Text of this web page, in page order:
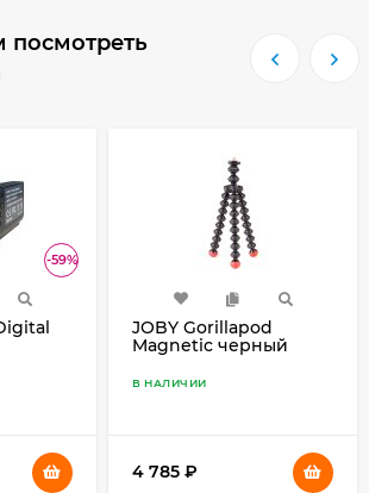
посмотреть
-59%
JOBY Gorillapod
Magnetic черный
В НАЛИЧИИ
4 785